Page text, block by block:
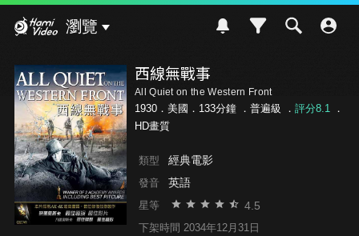
瀏覽
西線無戰事
All Quiet on the Western Front
1930．美國．133分鐘 ． 普遍級 ． 評分8.1．
HD畫質
類型 經典電影
發音 英語
星等 4.5
下架時間 2034年12月31日